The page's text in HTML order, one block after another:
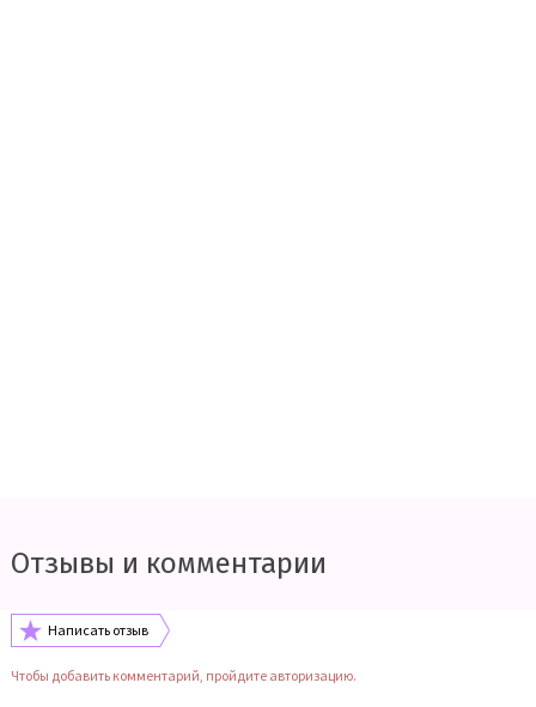
Отзывы и комментарии
Написать отзыв
Чтобы добавить комментарий, пройдите авторизацию.